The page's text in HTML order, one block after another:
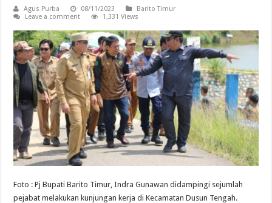
Agus Purba 08/11/2023
Barito Timur
Leave a comment
1,331 Views
Foto : Pj Bupati Barito Timur, Indra Gunawan didampingi sejumlah
pejabat melakukan kunjungan kerja di Kecamatan Dusun Tengah.